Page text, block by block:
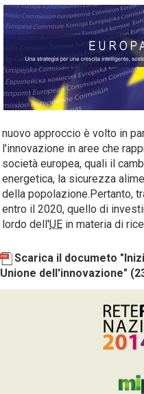
nuovo approccio è volto in
l'innovazione in aree che
società europea, quali il
energetica, la sicurezza
della popolazione.Pertanto,
entro il 2020, quello di
lordo dell'UE in materia di
Scarica il documeto
Unione dell'innovazione"